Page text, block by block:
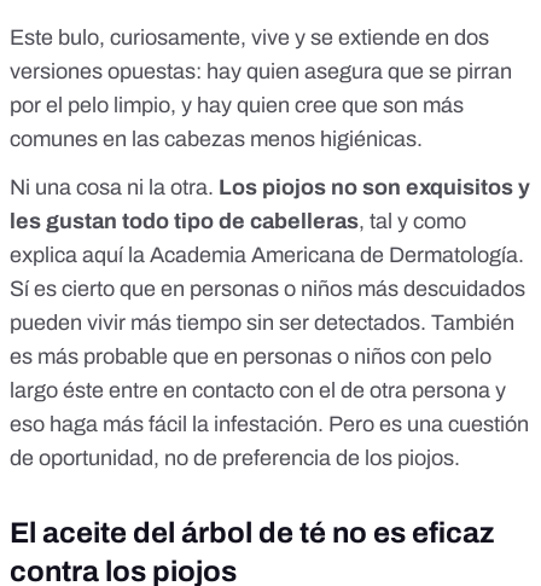
Este bulo, curiosamente, vive y se extiende en dos
versiones opuestas: hay quien asegura que se pirran
por el pelo limpio, y hay quien cree que son más
comunes en las cabezas menos higiénicas.
Ni una cosa ni la otra. Los piojos no son exquisitos y
les gustan todo tipo de cabelleras, tal y como
explica aquíla Academia Americana de Dermatología.
Sí es cierto que en personas o niños más descuidados
pueden vivir más tiempo sin ser detectados. También
es más probable que en personas o niños con pelo
largo éste entre en contacto con el de otra persona y
eso haga más fácil la infestación. Pero es una cuestión
de oportunidad, no de preferencia de los piojos.
El aceite del árbol de té no es eficaz
contra los piojos